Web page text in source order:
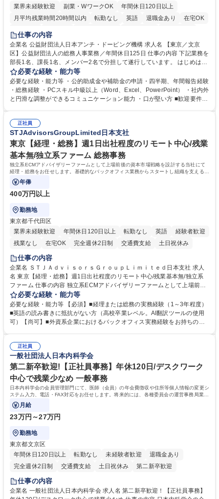
業界未経験歓迎
副業・WワークOK
年間休日120日以上
月平均残業時間20時間以内
転勤なし 英語 退職金あり
在宅OK
賞与あり
育休あり
食事補助あり
仕事の内容
企業名 公益財団法人日本アンチ・ドーピング機構 求人名 【東京／文京
区】公益財団法人の総務人事業務／年間休日125日 仕事の内容 下記業務を
部長1名、課長1名、メンバー2名で分担して遂行しています。 はじめは担
当者として業務を覚えていただき、ゆくゆくはリーダーやマネージャーポ
ジションとして活躍いただくことを期待しています。 【総務・人事グルー
プの業務内容】 ・人事制度関連 ・採用活動 ・教育研修の企画、実行 ・勤
怠管理 ・官公庁への各種提出 ・法定の会議運営（評議員会、理事会） ・
管理 ・福利厚生関連 ・職員からの問合せ、相談対応 ・その他日常の総務
業務全般 募集職種 【東京／文京区】公益財団法人の総務人事業務／年間
休日125日
必要な経験・能力等
必要な経験・能力等 ・公的助成金や補助金の申請・四半期、年間報告経験
・総務経験 ・PCスキル中級以上（Word、Excel、PowerPoint） ・社内外
と円滑な調整ができるコミュニケーション能力 ・口が堅い方 ■歓迎要件
正社員
STJAdvisorsGroupLimited日本支社
東京【経理・総務】週1日出社程度のリモート中心/残業
基本無/独立系ファーム 総務事務
独立系ECMアドバイザリーファームとして上場前後の資本市場戦略を設計する当社にて
経理・総務をお任せします。基礎的なバックオフィス業務からスタートし組織を支える専
任担当として広く活躍できる環境です。
年俸
400万円以上
勤務地
東京都千代田区
業界未経験歓迎
年間休日120日以上 転勤なし 英語
経験者歓迎
残業なし
在宅OK 完全週休2日制 交通費支給 土日祝休み
仕事の内容
企業名 ＳＴＪＡｄｖｉｓｏｒｓＧｒｏｕｐＬｉｍｉｔｅｄ日本支社 求人
名 東京【経理・総務】週1日出社程度のリモート中心/残業基本無/独立系
ファーム 仕事の内容 独立系ECMアドバイザリーファームとして上場前後
の資本市場戦略を設計する当社にて経理・総務をお任せします。基礎的な
バックオフィス業務からスタートし組織を支える専任担当として広く活躍
できる環境です。 ■日常経理、月次および年次決算サポート業務 ■本国
（グローバル）との英文メール対応（AI翻訳ツール等を使用しての対応で
業務をお任せします。残業も基本的には発生せず、ご自身のペースで業務
を進めやすく定着率の高い環境です。 募集職種 東京【経理・総務】週1日
出社程度のリモート中心/残業基本無/独立系ファーム
必要な経験・能力等
必要な経験・能力等 【必須】■経理または総務の実務経験（1～3年程度）
■英語の読み書きに抵抗がない方（高校卒業レベル。AI翻訳ツールの使用
可）【尚可】■外資系企業におけるバックオフィス実務経験をお持ちの方
【働き方について】現在は週4日程度の在宅勤務を実施しており、ワーク
ライフバランスを重視する方に最適な環境です（フルリモートも面接で相
談可）。【求める人物像】幅広いバックオフィス業務に柔軟に対応でき、
社内外と円滑にコミュニケーションを取りながら業務を推進できる方 学
歴・資格 学歴：大学院 大学 高専 短大 専修学校 高校 語学力： 資格：
正社員
一般社団法人日本内科学会
第二新卒歓迎!【正社員事務】年休120日/デスクワーク
中心で残業少なめ 一般事務
日本内科学会の会員管理部門にて、医師（会員）の年会費徴収や住所等個人情報の変更シ
ステム入力、電話・FAX対応をお任せします。将来的には、各種委員会の運営事務局業務
などにも幅広く携わっていただきます。
月給
23万円～27万円
勤務地
東京都文京区
年間休日120日以上
転勤なし 未経験者歓迎
退職金あり
完全週休2日制
交通費支給 土日祝休み 第二新卒歓迎
仕事の内容
企業名 一般社団法人日本内科学会 求人名 第二新卒歓迎！【正社員事務】